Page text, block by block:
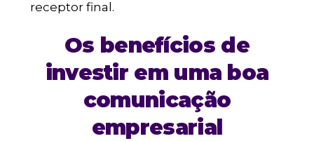
receptor final.
Os benefícios de
investir em uma boa
comunicação
empresarial